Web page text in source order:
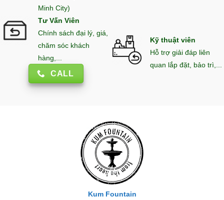
Minh City)
Tư Vấn Viên
Chính sách đại lý, giá,
chăm sóc khách
hàng,...
CALL
Kỹ thuật viên
Hỗ trợ giải đáp liên
quan lắp đặt, bảo trì,...
Kum Fountain